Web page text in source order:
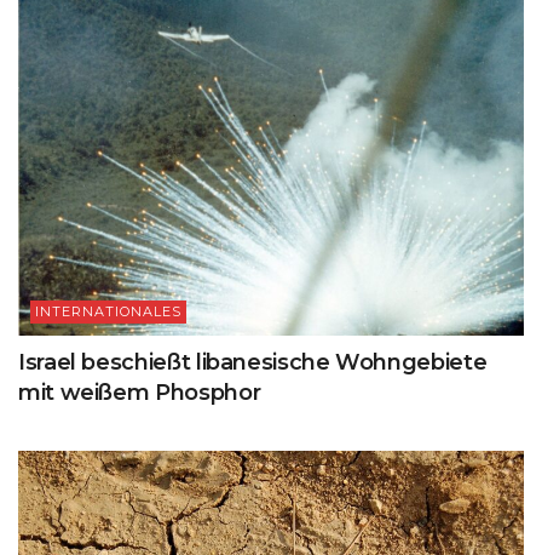
INTERNATIONALES
Israel beschießt libanesische Wohngebiete
mit weißem Phosphor